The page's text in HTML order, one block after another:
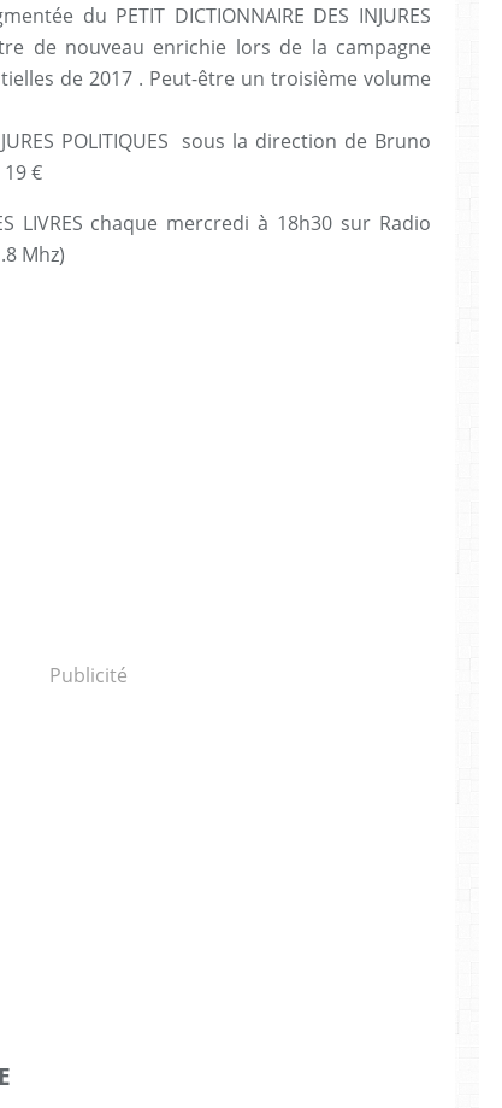
du PETIT DICTIONNAIRE DES INJURES
de nouveau enrichie lors de la campagne
de 2017 . Peut-être un troisième volume
POLITIQUES sous la direction de Bruno
€
LIVRES chaque mercredi à 18h30 sur Radio
Mhz)
Publicité